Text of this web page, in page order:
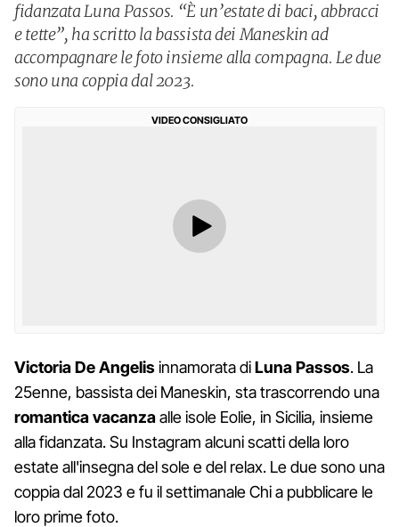
fidanzata Luna Passos. “È un’estate di baci, abbracci
e tette”, ha scritto la bassista dei Maneskin ad
accompagnare le foto insieme alla compagna. Le due
sono una coppia dal 2023.
VIDEO CONSIGLIATO
Victoria De Angelisinnamorata diLuna Passos. La
25enne, bassista dei Maneskin, sta trascorrendo una
romantica vacanzaalle isole Eolie, in Sicilia, insieme
alla fidanzata. Su Instagram alcuni scatti della loro
estate all'insegna del sole e del relax. Le due sono una
coppia dal 2023 e fu il settimanale Chi a pubblicare le
loro prime foto.